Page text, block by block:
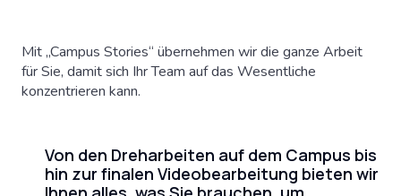
Mit „Campus Stories“ übernehmen wir die ganze Arbeit
für Sie, damit sich Ihr Team auf das Wesentliche
konzentrieren kann.
Von den Dreharbeiten auf dem Campus bis
hin zur finalen Videobearbeitung bieten wir